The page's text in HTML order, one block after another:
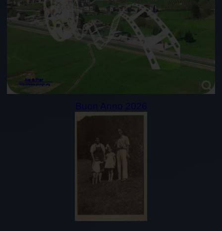
Buon Anno 2026